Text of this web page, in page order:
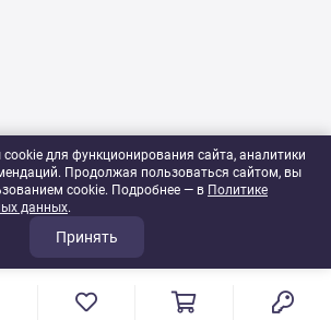
для функционирования сайта, аналитики
Продолжая пользоваться сайтом, вы
cookie. Подробнее — в Политике
данных.
Принять